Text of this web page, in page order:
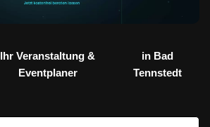
Ihr Veranstaltung &
Eventplaner
in Bad
Tennstedt